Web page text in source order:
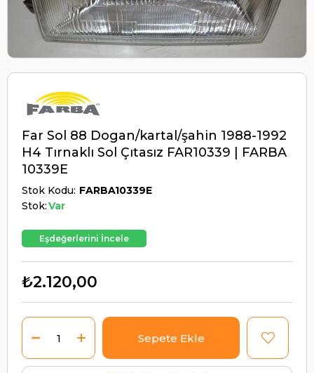
Far Sol 88 Dogan/kartal/şahin 1988-1992
H4 Tırnaklı Sol Çıtasız FAR10339 | FARBA
10339E
Stok Kodu FARBA10339E
Stok:Var
Eşdeğerlerini İncele
₺2.120,00